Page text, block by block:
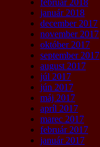
január 2018
december 2017
november 2017
október 2017
september 2017
august 2017
júl 2017
jún 2017
máj 2017
apríl 2017
marec 2017
február 2017
január 2017